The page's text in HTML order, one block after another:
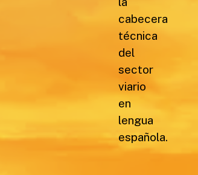
cabecera
técnica
del
sector
viario
en
lengua
española.